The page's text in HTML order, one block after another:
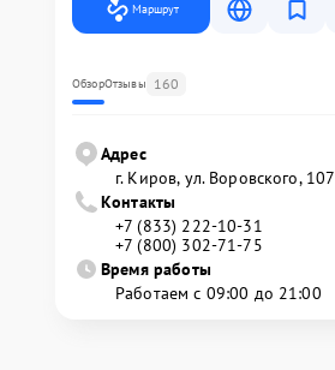
Маршрут
ОбзорОтзывы 160
Адрес
г. Киров, ул. Воровского, 107
Контакты
+7 (833) 222-10-31
+7 (800) 302-71-75
Время работы
Работаем с 09:00 до 21:00